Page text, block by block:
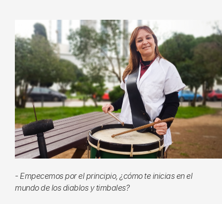
- Empecemos por el principio, ¿cómo te inicias en el
mundo de los diablos y timbales?